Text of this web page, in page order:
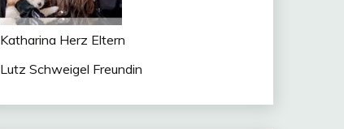
Katharina Herz Eltern
Lutz Schweigel Freundin